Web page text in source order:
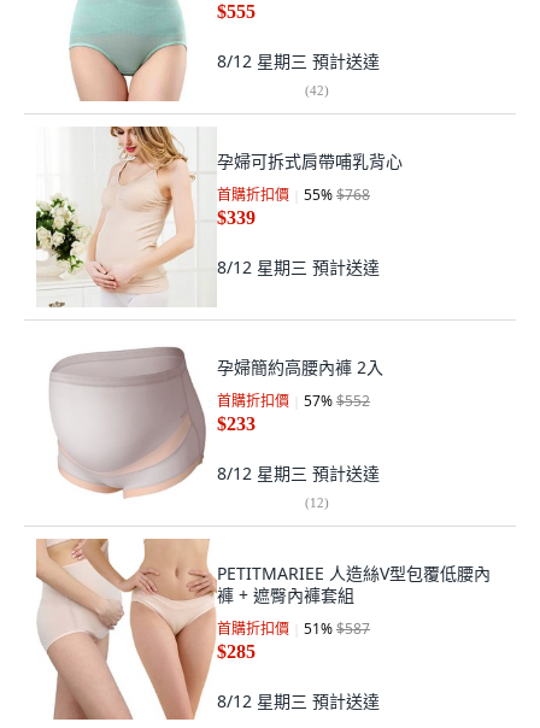
$555
8/12 星期三 預計送達
(42)
孕婦可拆式肩帶哺乳背心
首購折扣價 55%$768
$339
8/12 星期三 預計送達
孕婦簡約高腰內褲 2入
首購折扣價 57%$552
$233
8/12 星期三 預計送達
(12)
PETITMARIEE 人造絲V型包覆低腰內
褲 + 遮臀內褲套組
首購折扣價 51%$587
$285
8/12 星期三 預計送達